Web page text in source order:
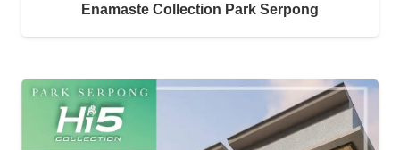
Enamaste Collection Park Serpong